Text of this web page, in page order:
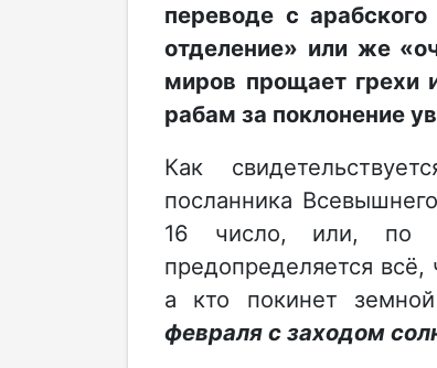
переводе с
отделение» или же
миров прощает грехи
рабам за поклонение
Как
посланника
16 число, или, по
предопределяется всё,
а кто покинет
февраля с заходом